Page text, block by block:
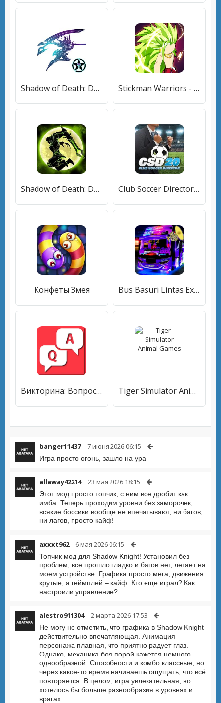
Shadow of Death: Dark Knight - Stickman Fighting Stickman Warriors - Super Dragon Shadow Fight
Shadow of Death: Dark Knight - Stickman Fighting Club Soccer Director 2020 - Футбольный менеджмент
Конфеты Змея Bus Basuri Lintas Expedisi
Викторина: Вопросы/Ответы Tiger Simulator Animal Games
banger11437 7 июня 2026 06:15
Игра просто огонь, зашло на ура!
allaway42214 23 мая 2026 18:15
Этот мод просто топчик, с ним все дробит как
имба. Теперь проходим уровни без заморочек,
всякие боссики вообще не впечатывают, ни багов,
ни лагов, просто кайф!
axxxt962 6 мая 2026 06:15
Топчик мод для Shadow Knight! Установил без
проблем, все прошло гладко и багов нет, летает на
моем устройстве. Графика просто мега, движения
крутые, а геймплей – кайф. Кто еще играл? Как
настроили управление?
alestro911304 2 марта 2026 17:53
Не могу не отметить, что графика в Shadow Knight
действительно впечатляющая. Анимация
персонажа плавная, что приятно радует глаз.
Однако, механика боя порой кажется немного
однообразной. Способности и комбо классные, но
через какое-то время начинаешь ощущать, что всё
повторяется. В целом, игра увлекательная, но
хотелось бы больше разнообразия в уровнях и
врагах.